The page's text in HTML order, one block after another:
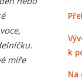
míře
k
Na